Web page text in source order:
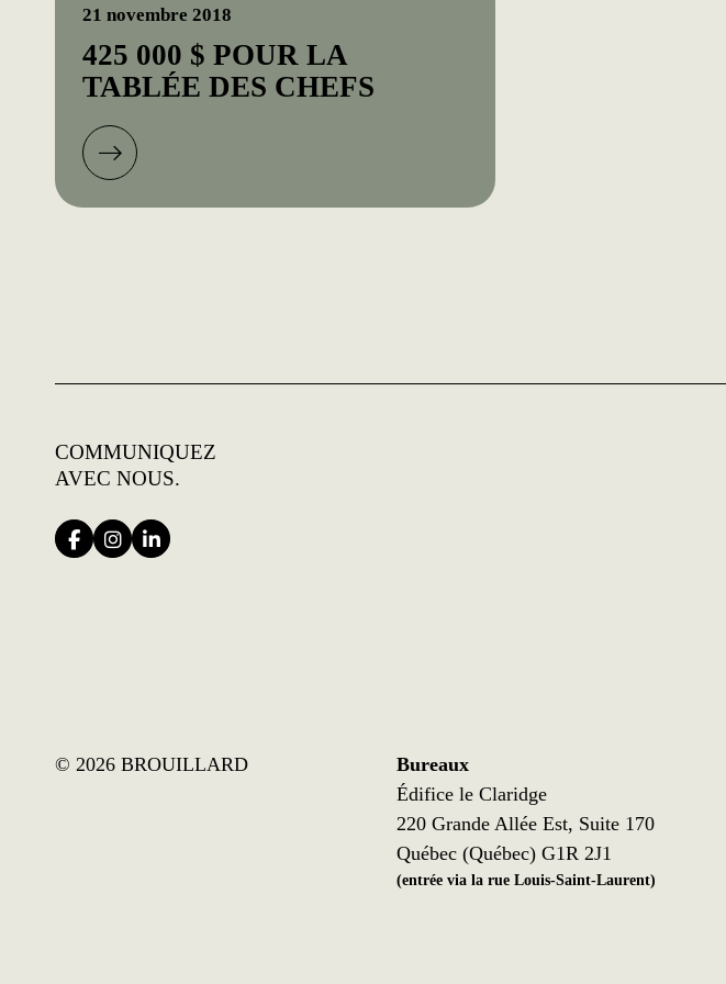
425 000 $ POUR LA
TABLÉE DES CHEFS
21 novembre 2018
COMMUNIQUEZ
AVEC NOUS.
© 2026 BROUILLARD
Bureaux
Édifice le Claridge
220 Grande Allée Est, Suite 170
Québec (Québec) G1R 2J1
(entrée via la rue Louis-Saint-Laurent)